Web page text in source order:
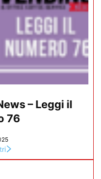
– Leggi il
76